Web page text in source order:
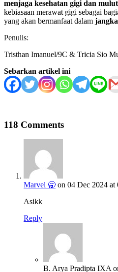
menjaga kesehatan gigi dan
kebiasaan merawat gigi sebagai
yang akan bermanfaat dalam
Penulis:
Tristhan Imanuel/9C & Tricia Sio
Sebarkan artikel ini
118 Comments
Marvel 🥱 on 04 Dec 2024 at
Asikk
Reply
B. Arya Pradipta IXA